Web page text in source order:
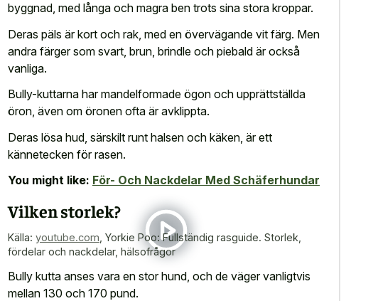
byggnad, med långa och magra ben trots sina stora kroppar.
Deras päls är kort och rak, med en övervägande vit färg. Men
andra färger som svart, brun, brindle och piebald är också
vanliga.
Bully-kuttarna har mandelformade ögon och upprättställda
öron, även om öronen ofta är avklippta.
Deras lösa hud, särskilt runt halsen och käken, är ett
kännetecken för rasen.
You might like: För- Och Nackdelar Med Schäferhundar
Vilken storlek?
Källa: youtube.com Yorkie Poo: Fullständig rasguide. Storlek,
fördelar och nackdelar, hälsofrågor
Bully kutta anses vara en stor hund, och de väger vanligtvis
mellan 130 och 170 pund.